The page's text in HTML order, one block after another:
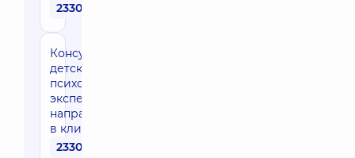
2330 грн
Консультация
детского
психолога
эксперта
направления
в клинике
2330 грн